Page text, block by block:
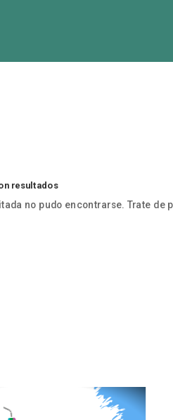
resultados
no pudo encontrarse. Trate